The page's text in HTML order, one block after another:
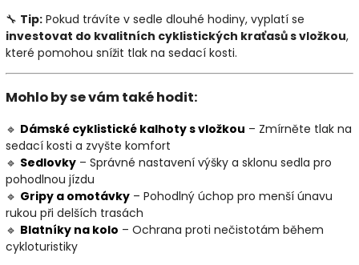
🔧 Tip: Pokud trávíte v sedle dlouhé hodiny, vyplatí se
investovat do kvalitních cyklistických kraťasů s vložkou,
které pomohou snížit tlak na sedací kosti.
Mohlo by se vám také hodit:
🔹 Dámské cyklistické kalhotysvložkou – Zmírněte tlak na
sedací kosti a zvyšte komfort
🔹 Sedlovky – Správné nastavení výšky a sklonu sedla pro
pohodlnou jízdu
🔹 Gripy a omotávky – Pohodlný úchop pro menší únavu
rukou při delších trasách
🔹 Blatníky na kolo – Ochrana proti nečistotám během
cykloturistiky